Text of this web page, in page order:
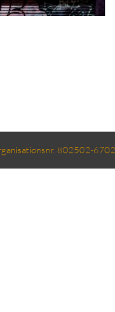
802502-